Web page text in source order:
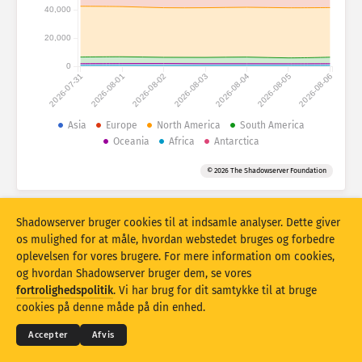
Angrebsstatistikker: Enheder
Hjælp
Datasæt
Overlappende
Opdater Nulstil
Download som PNG
2026-07-31 2026-08-01 2026-08-02 2026-08-03 2026-08-04 2026-08-05 2026-08-06
0
20,000
40,000
Asia Europe North America
South America
Oceania
Africa Antarctica
© 2026 The Shadowserver Foundation
© 2026THE SHADOWSERVER FOUNDATION
Fortrolighed og vilkår
Kontakt os Krediteringer
Shadowserver bruger cookies til at indsamle analyser. Dette giver
os mulighed for at måle, hvordan webstedet bruges og forbedre
oplevelsen for vores brugere. For mere information om cookies,
og hvordan Shadowserver bruger dem, se vores
fortrolighedspolitik. Vi har brug for dit samtykke til at bruge
cookies på denne måde på din enhed.
Accepter Afvis